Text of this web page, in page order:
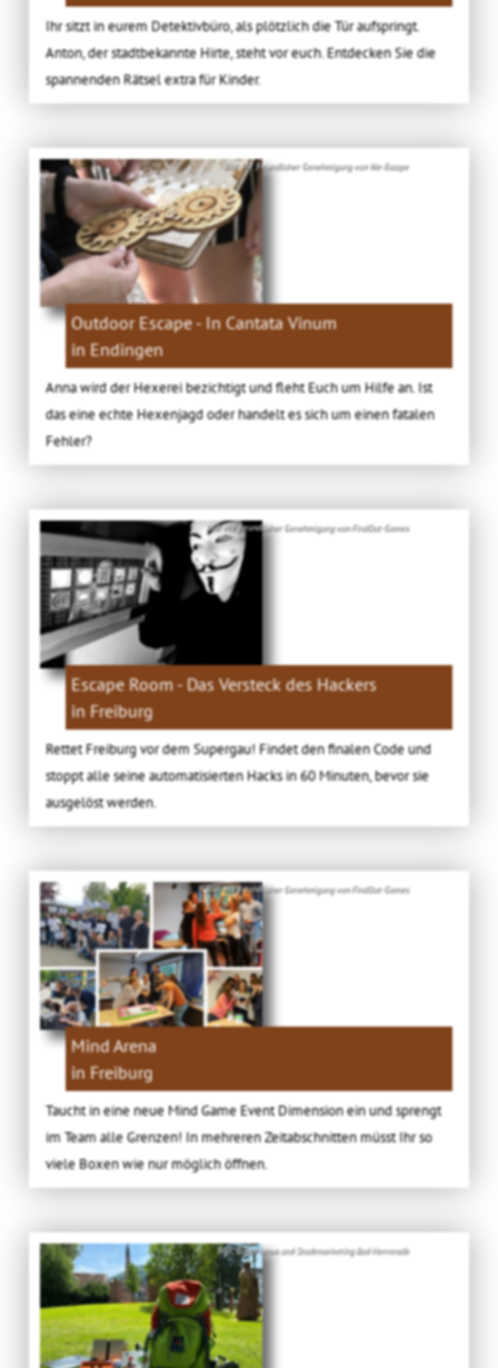
Ihr sitzt in eurem Detektivbüro, als plötzlich die Tür aufspringt.
Anton, der stadtbekannte Hirte, steht vor euch. Entdecken Sie die
spannenden Rätsel extra für Kinder.
Bild: Mit freundlicher Genehmigung von We-Escape
Outdoor Escape - In Cantata Vinum
in Endingen
Anna wird der Hexerei bezichtigt und fleht Euch um Hilfe an. Ist
das eine echte Hexenjagd oder handelt es sich um einen fatalen
Fehler?
Bild: Mit freundlicher Genehmigung von FindOut-Games
Escape Room - Das Versteck des Hackers
in Freiburg
Rettet Freiburg vor dem Supergau! Findet den finalen Code und
stoppt alle seine automatisierten Hacks in 60 Minuten, bevor sie
ausgelöst werden.
Bild: Mit freundlicher Genehmigung von FindOut-Games
Mind Arena
in Freiburg
Taucht in eine neue Mind Game Event Dimension ein und sprengt
im Team alle Grenzen! In mehreren Zeitabschnitten müsst Ihr so
viele Boxen wie nur möglich öffnen.
Bild: ©Tourismus und Stadtmarketing Bad Herrenalb